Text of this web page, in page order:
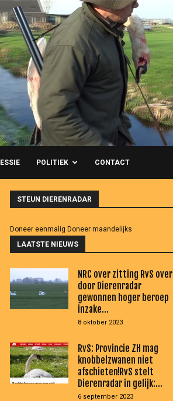
POLITIEK CONTACT
STEUN DIERENRADAR
Doneer eenmalig Doneer maandelijks
LAATSTE NIEUWS
NRC over zitting RvS over
door Dierenradar
gewonnen hoger beroep
inzake...
8 oktober 2023
RvS: Provincie ZH mag
knobbelzwanen niet
afschieten!RvS stelt
Dierenradar in gelijk:...
6 september 2023